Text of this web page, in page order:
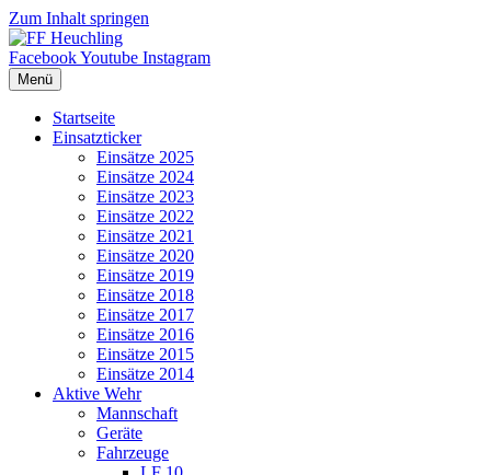
Zum Inhalt springen
FacebookYoutube Instagram
Menü
Startseite
Einsatzticker
Einsätze 2025
Einsätze 2024
Einsätze 2023
Einsätze 2022
Einsätze 2021
Einsätze 2020
Einsätze 2019
Einsätze 2018
Einsätze 2017
Einsätze 2016
Einsätze 2015
Einsätze 2014
Aktive Wehr
Mannschaft
Geräte
Fahrzeuge